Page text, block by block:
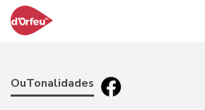
OuTonalidades